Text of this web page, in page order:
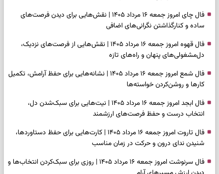
فال چای امروز جمعه ۱۶ مرداد ۱۴۰۵ | نقش‌هایی برای دیدن فرصت‌های
ساده و کنارگذاشتن نگرانی‌های اضافی
فال قهوه امروز جمعه ۱۶ مرداد ۱۴۰۵ | نقش‌هایی از فرصت‌های نزدیک،
دل‌مشغولی‌های پنهان و راه‌های تازه
فال شمع امروز جمعه ۱۶ مرداد ۱۴۰۵ | نشانه‌هایی برای حفظ آرامش، تکمیل
کارها و روشن‌کردن خواسته‌ها
فال ابجد امروز جمعه ۱۶ مرداد ۱۴۰۵ | نیت‌هایی برای سبک‌شدن دل،
انتخاب درست و حفظ فرصت‌های ارزشمند
فال تاروت امروز جمعه ۱۶ مرداد ۱۴۰۵ | کارت‌هایی برای حفظ دستاوردها،
شنیدن ندای درون و حرکت در زمان مناسب
فال سرنوشت امروز جمعه ۱۶ مرداد ۱۴۰۵ | روزی برای سبک‌کردن انتخاب‌ها و